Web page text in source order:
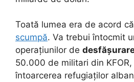
Toată lumea era de acord că
scumpă. Va trebui întocmit
operațiunilor de
50.000 de militari din
întoarcerea refugiaților